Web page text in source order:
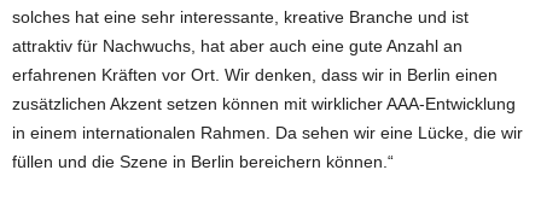
solches hat eine sehr interessante, kreative Branche und ist
attraktiv für Nachwuchs, hat aber auch eine gute Anzahl an
erfahrenen Kräften vor Ort. Wir denken, dass wir in Berlin einen
zusätzlichen Akzent setzen können mit wirklicher AAA-Entwicklung
in einem internationalen Rahmen. Da sehen wir eine Lücke, die wir
füllen und die Szene in Berlin bereichern können.“